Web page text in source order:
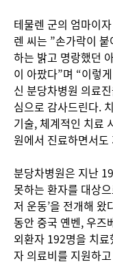
테물렌 군의 엄마이
렌 씨는 ”손가락이
하는 밝고 명랑했던
이 아팠다”며 “이렇
신 분당차병원 의료
심으로 감사드린다.
기술, 체계적인 치료
원에서 진료하면서
분당차병원은 지난
못하는 환자를 대상
저 운동’을 전개해
동안 중국 옌벤, 우즈
외환자 192명을 치
자 의료비를 지원하